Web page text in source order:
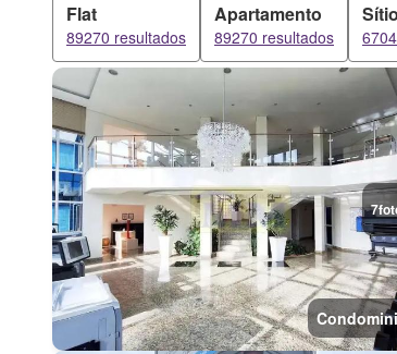
Flat
89270 resultados
Apartamento
89270 resultados
7